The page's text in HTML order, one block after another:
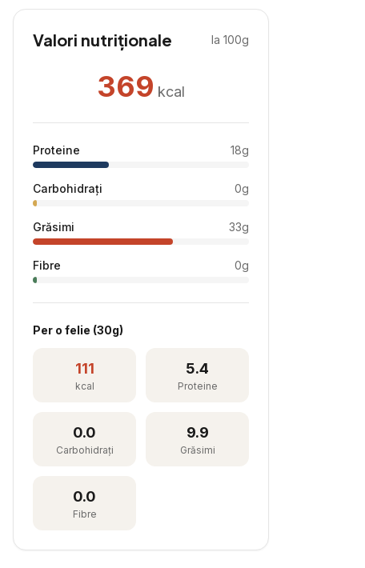
Valori nutriționale la 100g
369 kcal
Proteine 18g
Carbohidrați 0g
Grăsimi 33g
Fibre 0g
Per o felie (30g)
111
kcal
5.4
Proteine
0.0
Carbohidrați
9.9
Grăsimi
0.0
Fibre